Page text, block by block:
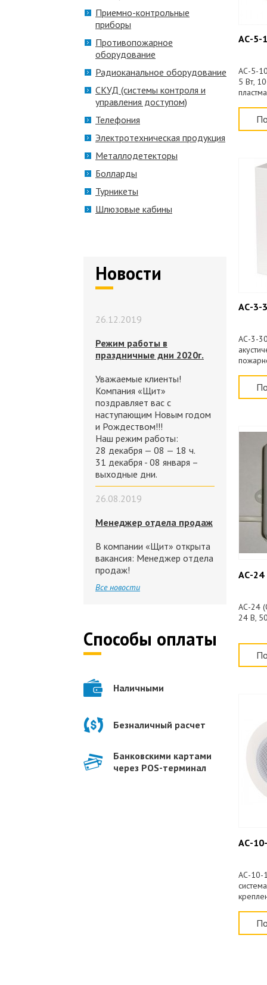
АС-5-
АС-5-
5 Вт,
АС-3-
АС-3-
АС-24
АС-24
24 В,
АС-
АС-10-
Приемно-контрольные
приборы
Противопожарное
оборудование
Радиоканальное оборудование
СКУД (системы контроля и
управления доступом)
Телефония
Электротехническая продукция
Металлодетекторы
Болларды
Турникеты
Шлюзовые кабины
Новости
26.12.2019
Режим работы в
праздничные дни 2020г.
Уважаемые клиенты!
Компания «Щит»
поздравляет вас с
наступающим Новым годом
и Рождеством!!!
Наш режим работы:
28 декабря — 08 — 18 ч.
31 декабря - 08 января –
выходные дни.
26.08.2019
Менеджер отдела продаж
В компании «Щит» открыта
вакансия: Менеджер отдела
продаж!
Все новости
Способы оплаты
Наличными
Безналичный расчет
Банковскими картами
через POS-терминал